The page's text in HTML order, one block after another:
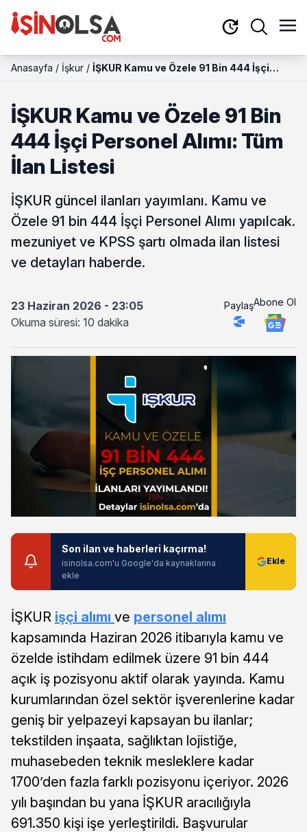
Anasayfa / İşkur / İŞKUR Kamu ve Özele 91 Bin 444 İşçi
İŞKUR Kamu ve Özele 91 Bin
444 İşçi Personel Alımı: Tüm
İlan Listesi
İŞKUR güncel ilanları yayımlanı. Kamu ve
Özele 91 bin 444 İşçi Personel Alımı yapılcak.
mezuniyet ve KPSS şartı olmada ilan listesi
ve detayları haberde.
23 Haziran 2026 - 23:05
Okuma süresi: 10 dakika
PaylaşAbone Ol
Son ilan ve haberleri kaçırma!
isinolsa.com'u Google'da kaynaklarına
ekle
İŞKUR işçi alımı ve personel alımı
kapsamında Haziran 2026 itibarıyla kamu ve
özelde istihdam edilmek üzere 91 bin 444
açık iş pozisyonu aktif olarak yayında. Kamu
kurumlarından özel sektör işverenlerine kadar
geniş bir yelpazeyi kapsayan bu ilanlar;
tekstilden inşaata, sağlıktan lojistiğe,
muhasebeden teknik mesleklere kadar
1700’den fazla farklı pozisyonu içeriyor. 2026
yılı başından bu yana İŞKUR aracılığıyla
691.350 kişi işe yerleştirildi. Başvurular